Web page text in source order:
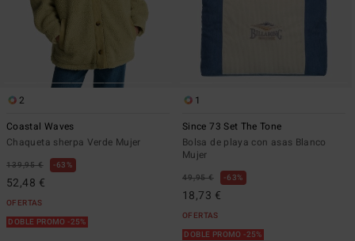
2
Coastal Waves
Chaqueta sherpa Verde Mujer
139,95 € 63%
52,48 €
OFERTAS
DOBLE PROMO -25%
1
Since 73 Set The Tone
Bolsa de playa con asas Blanco
Mujer
49,95 € 63%
18,73 €
OFERTAS
DOBLE PROMO -25%